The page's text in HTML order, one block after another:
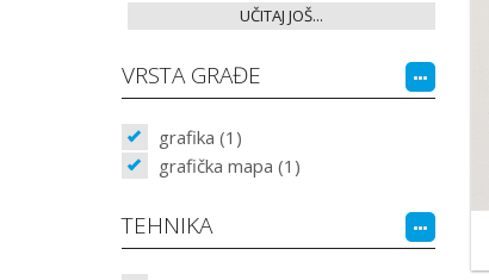
UČITAJ JOŠ...
VRSTA GRAĐE
grafika (1)
grafička mapa (1)
TEHNIKA